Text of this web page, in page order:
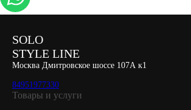
SOLO
STYLE LINE
Москва Дмитровское шоссе 107А к1
84951977330
Товары и услуги